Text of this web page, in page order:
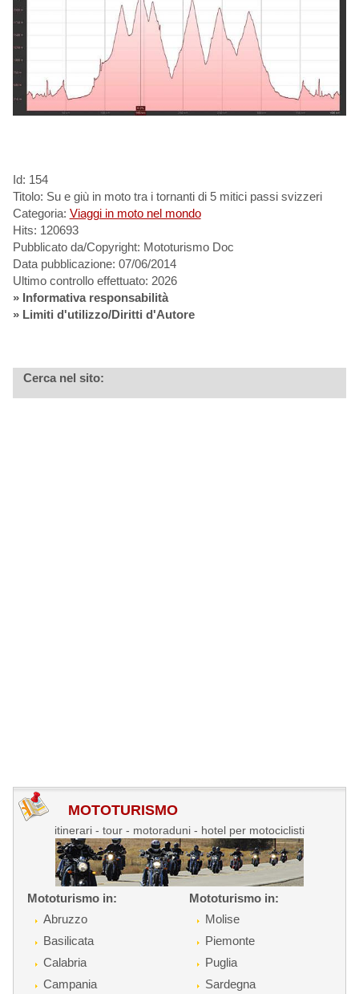
Id: 154
Titolo: Su e giù in moto tra i tornanti di 5 mitici passi svizzeri
Categoria: Viaggi in moto nel mondo
Hits: 120693
Pubblicato da/Copyright: Mototurismo Doc
Data pubblicazione: 07/06/2014
Ultimo controllo effettuato: 2026
» Informativa responsabilità
» Limiti d'utilizzo/Diritti d'Autore
Cerca nel sito:
MOTOTURISMO
itinerari - tour - motoraduni - hotel per motociclisti
Mototurismo in:
Abruzzo
Basilicata
Calabria
Campania
Mototurismo in:
Molise
Piemonte
Puglia
Sardegna